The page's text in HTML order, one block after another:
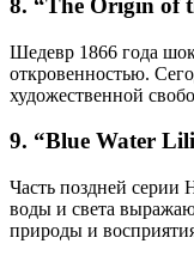
8. “The Origin of
Шедевр 1866 года
откровенностью.
художественной
9. “Blue Water
Часть поздней
воды и света
природы и